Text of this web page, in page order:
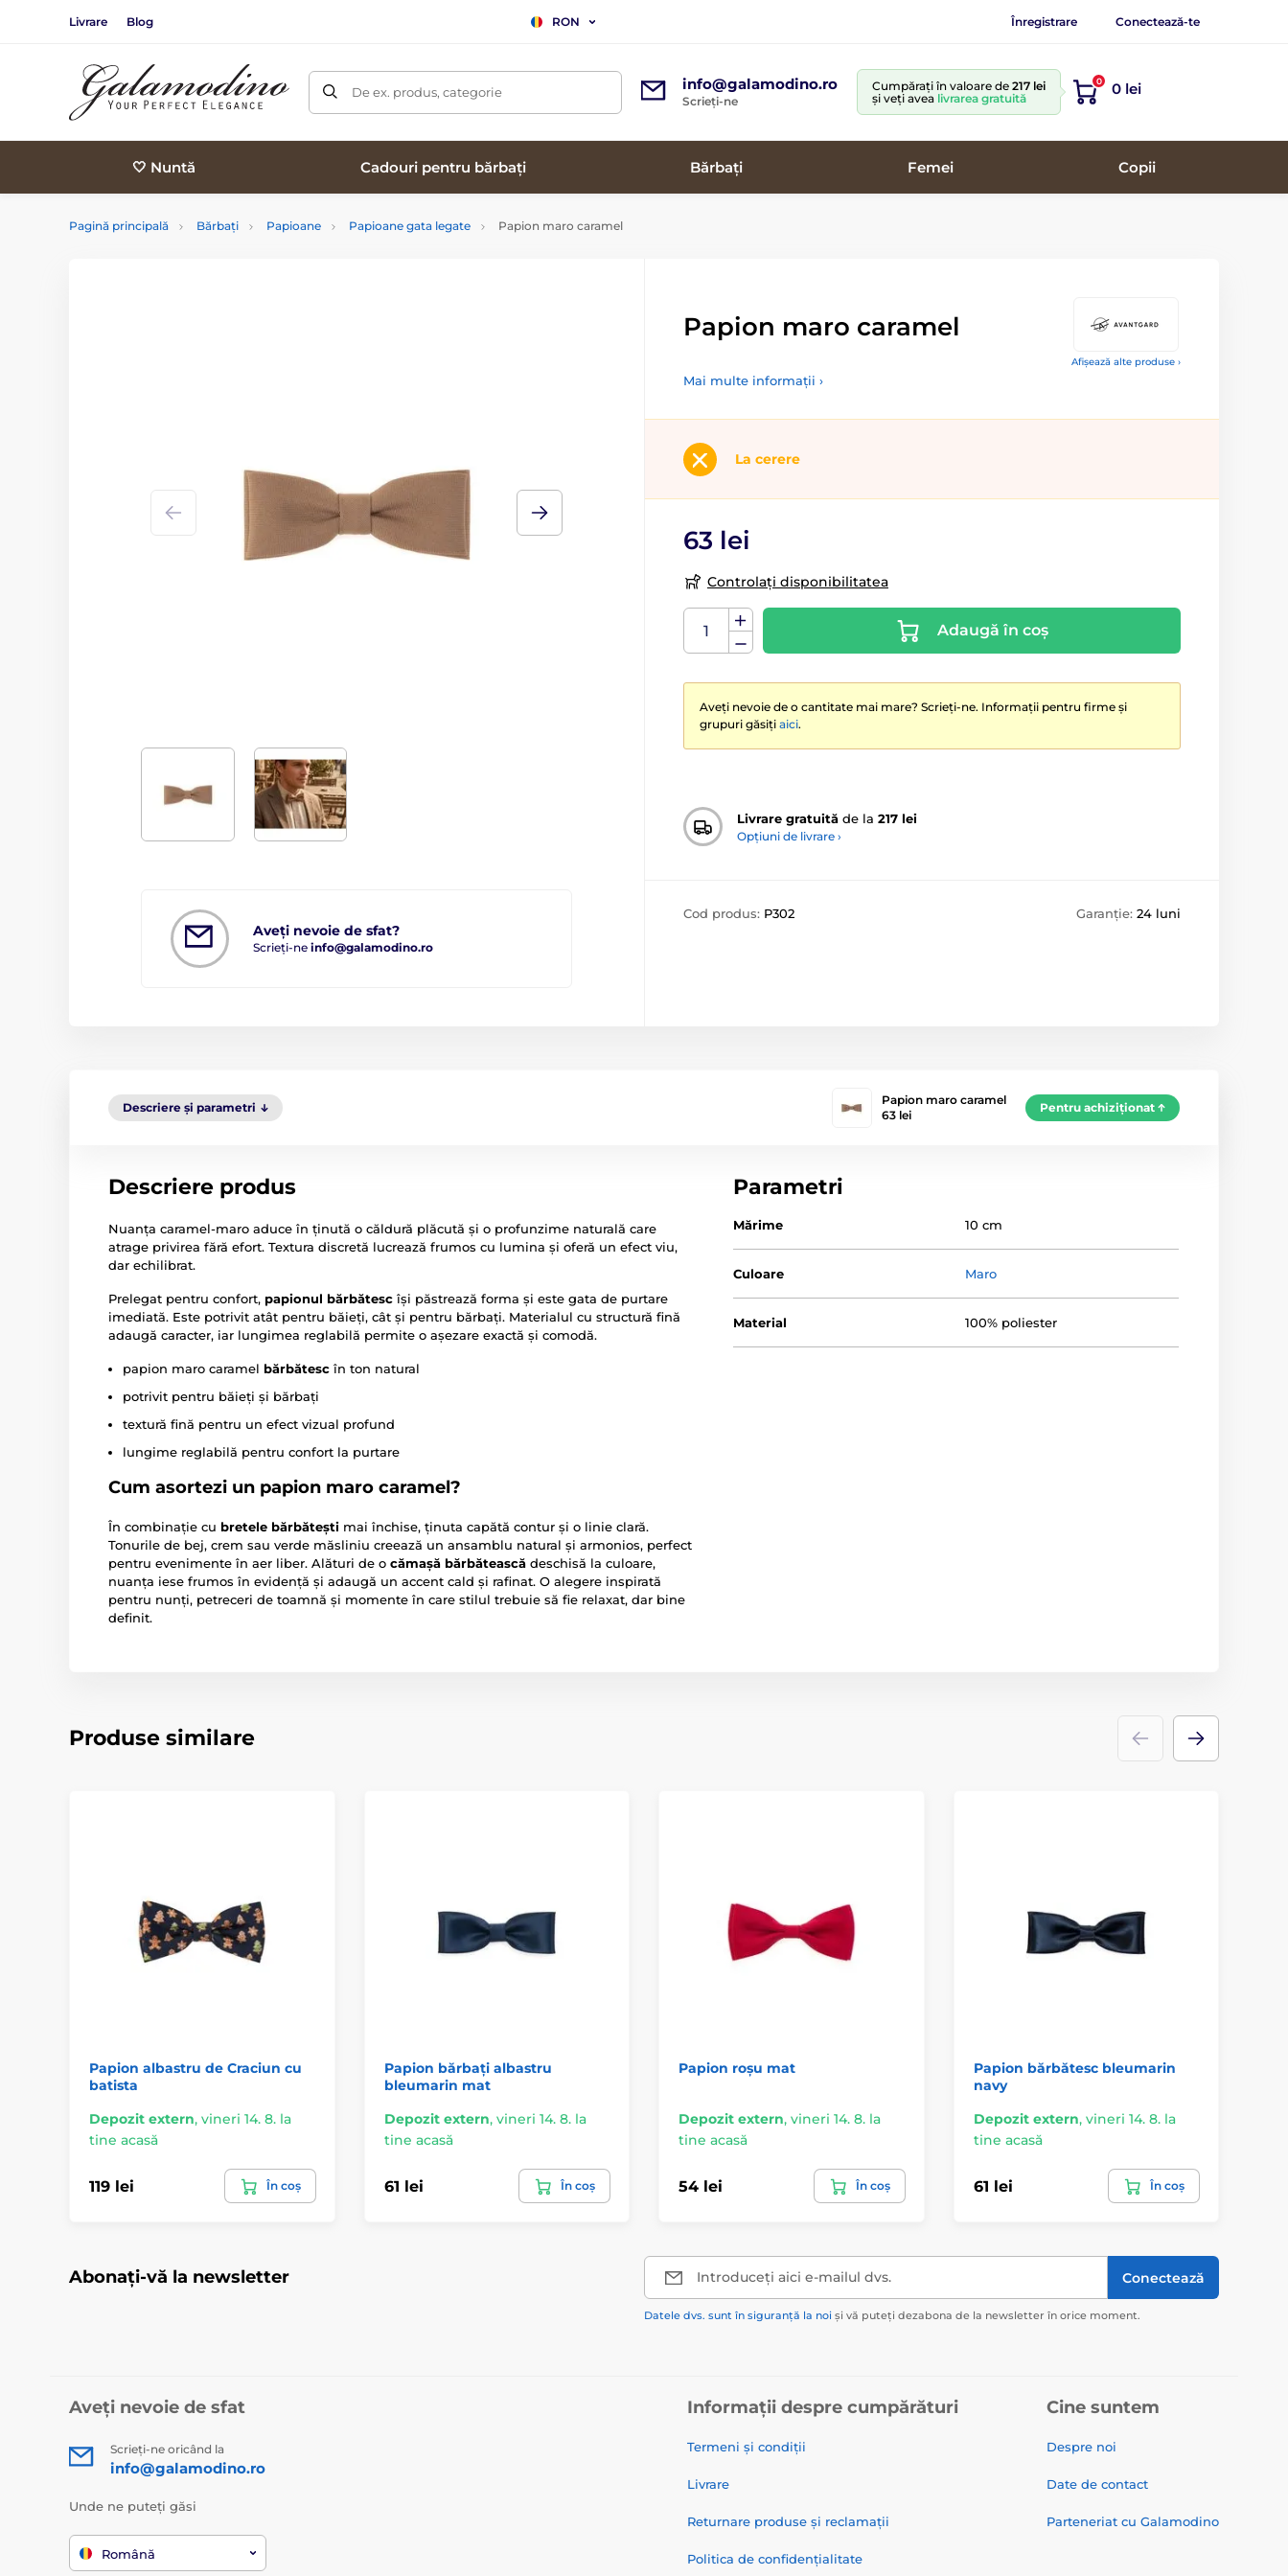
Livrare Blog RON Înregistrare Conectează-te
De ex. produs, categorie info@galamodino.ro
Scrieți-ne
Cumpărați în valoare de 217 lei
și veți avea livrarea gratuită
0 0 lei
🤍 Nuntă Cadouri pentru bărbați Bărbați Femei Copii
Pagină principală Bărbați Papioane Papioane gata legate Papion maro caramel
Afișează alte produse ›
Aveți nevoie de sfat?
Scrieți-ne info@galamodino.ro
Papion maro caramel
Mai multe informații ›
La cerere
63 lei
Controlați disponibilitatea
Adaugă în coș
Aveți nevoie de o cantitate mai mare? Scrieți-ne. Informații pentru firme și
grupuri găsiți aici.
Livrare gratuită de la 217 lei
Opțiuni de livrare ›
Cod produs: P302 Garanție: 24 luni
Descriere și parametri
Papion maro caramel
63 lei
Pentru achiziționat
Descriere produs
Nuanța caramel-maro aduce în ținută o căldură plăcută și o profunzime naturală care
atrage privirea fără efort. Textura discretă lucrează frumos cu lumina și oferă un efect viu,
dar echilibrat.
Prelegat pentru confort, papionul bărbătesc își păstrează forma și este gata de purtare
imediată. Este potrivit atât pentru băieți, cât și pentru bărbați. Materialul cu structură fină
adaugă caracter, iar lungimea reglabilă permite o așezare exactă și comodă.
papion maro caramel bărbătesc în ton natural
potrivit pentru băieți și bărbați
textură fină pentru un efect vizual profund
lungime reglabilă pentru confort la purtare
Cum asortezi un papion maro caramel?
În combinație cu bretele bărbătești mai închise, ținuta capătă contur și o linie clară.
Tonurile de bej, crem sau verde măsliniu creează un ansamblu natural și armonios, perfect
pentru evenimente în aer liber. Alături de o cămașă bărbătească deschisă la culoare,
nuanța iese frumos în evidență și adaugă un accent cald și rafinat. O alegere inspirată
pentru nunți, petreceri de toamnă și momente în care stilul trebuie să fie relaxat, dar bine
definit.
Parametri
Mărime 10 cm
Culoare Maro
Material 100% poliester
Produse similare
Papion albastru de Craciun cu
batista
Depozit extern, vineri 14. 8. la
tine acasă
119 lei În coș
Papion bărbați albastru
bleumarin mat
Depozit extern, vineri 14. 8. la
tine acasă
61 lei În coș
Papion roșu mat
Depozit extern, vineri 14. 8. la
tine acasă
54 lei În coș
Papion bărbătesc bleumarin
navy
Depozit extern, vineri 14. 8. la
tine acasă
61 lei În coș
Abonați-vă la newsletter Introduceți aici e-mailul dvs. Conectează
Datele dvs. sunt în siguranță la noi și vă puteți dezabona de la newsletter în orice moment.
Aveți nevoie de sfat
Scrieți-ne oricând la
info@galamodino.ro
Unde ne puteți găsi
Română
Informații despre cumpărături
Termeni și condiții
Livrare
Returnare produse și reclamații
Politica de confidențialitate
Cine suntem
Despre noi
Date de contact
Parteneriat cu Galamodino